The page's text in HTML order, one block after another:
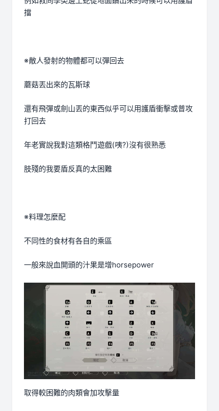
擋
※敵人發射的物體都可以彈回去
蘑菇丟出來的瓦斯球
還有飛彈或劍山丟的東西似乎可以用護盾衝擊或普攻
打回去
年老實說我對這類格鬥遊戲(咦?)沒有很熟悉
肢殘的我要盾反真的太困難
※料理怎麼配
不同性的食材有各自的乘區
一般來說血開頭的汁果是增horsepower
取得較困難的肉類會加攻擊量